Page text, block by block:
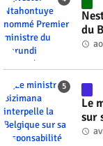
du
Le
sur